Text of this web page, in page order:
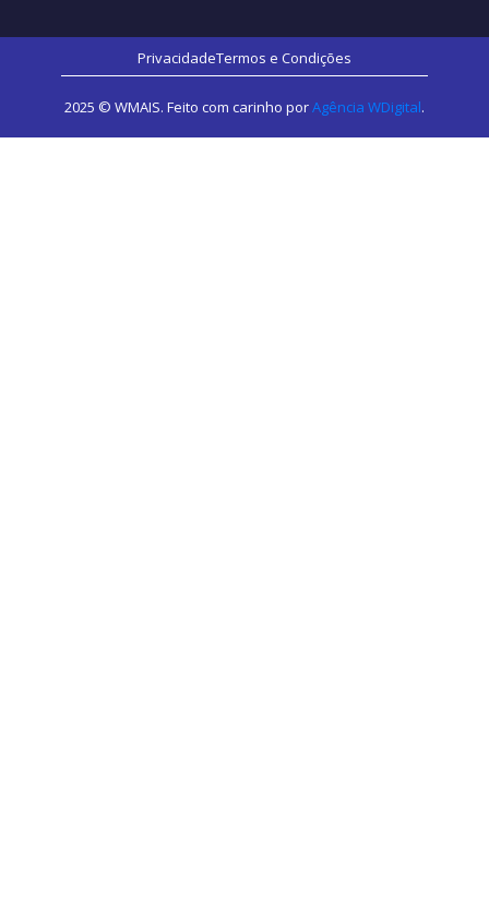
PrivacidadeTermos e Condições
2025 © WMAIS. Feito com carinho porAgência WDigital.